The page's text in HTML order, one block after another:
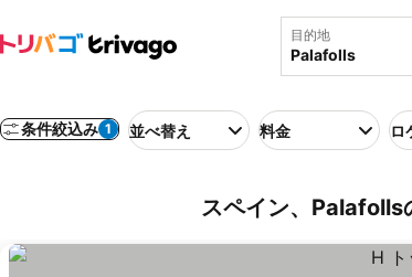
目的地
条件絞込み 1 並べ替え 料金 ロ
スペイン、Palafolls